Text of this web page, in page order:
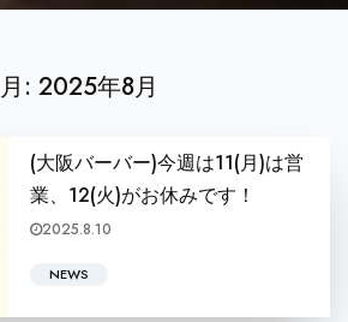
月: 2025年8月
(大阪バーバー)今週は11(月)は営
業、12(火)がお休みです！
2025.8.10
NEWS